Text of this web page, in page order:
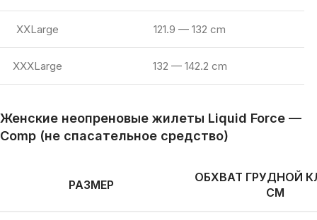
XXLarge 121.9 — 132 cm
XXXLarge 132 — 142.2 cm
Женские неопреновые жилеты Liquid Force —
Comp (не спасательное средство)
РАЗМЕР
ОБХВАТ ГРУДНОЙ
СМ